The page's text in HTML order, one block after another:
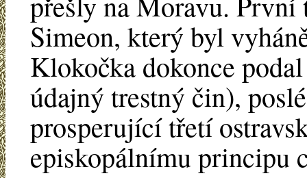
Simeon, který byl
Klokočka dokonce
údajný trestný čin),
prosperující třetí
episkopálnímu principu